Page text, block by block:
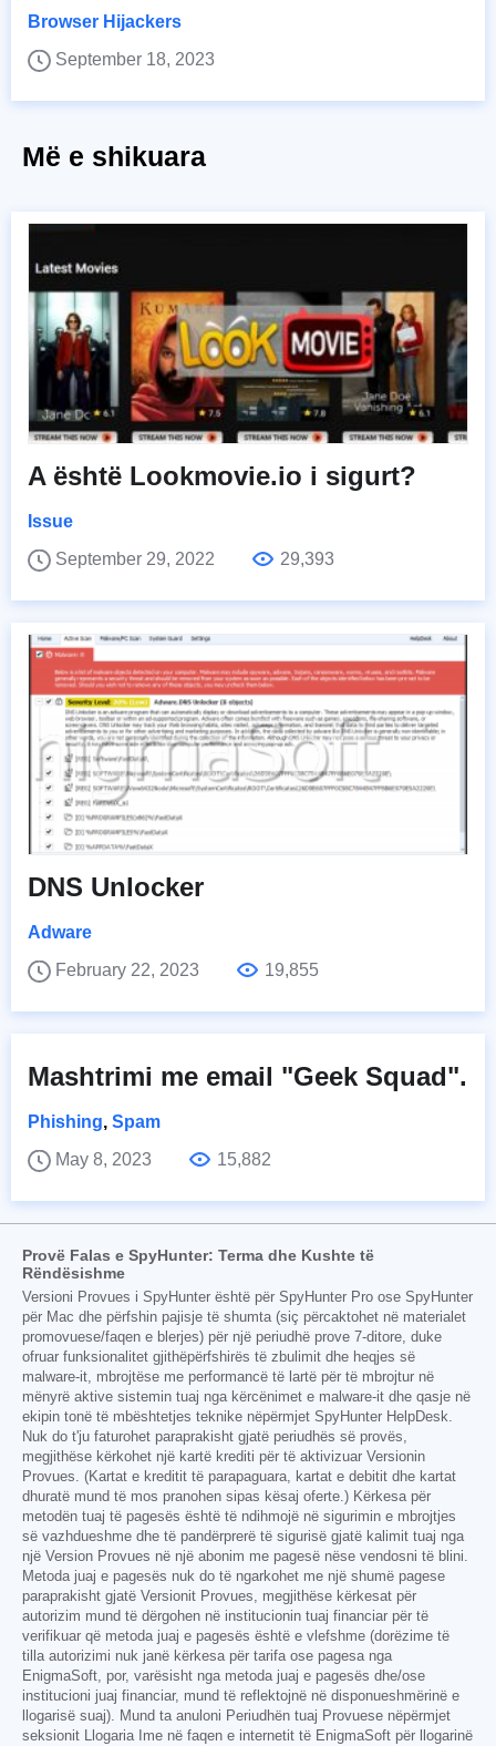
Browser Hijackers
September 18, 2023
Më e shikuara
A është Lookmovie.io i sigurt?
Issue
September 29, 2022
29,393
DNS Unlocker
Adware
February 22, 2023
19,855
Mashtrimi me email "Geek Squad".
Phishing, Spam
May 8, 2023
15,882
Provë Falas e SpyHunter: Terma dhe Kushte të
Rëndësishme
Versioni Provues i SpyHunter është për SpyHunter Pro ose SpyHunter
për Mac dhe përfshin pajisje të shumta (siç përcaktohet në materialet
promovuese/faqen e blerjes) për një periudhë prove 7-ditore, duke
ofruar funksionalitet gjithëpërfshirës të zbulimit dhe heqjes së
malware-it, mbrojtëse me performancë të lartë për të mbrojtur në
mënyrë aktive sistemin tuaj nga kërcënimet e malware-it dhe qasje në
ekipin tonë të mbështetjes teknike nëpërmjet SpyHunter HelpDesk.
Nuk do t'ju faturohet paraprakisht gjatë periudhës së provës,
megjithëse kërkohet një kartë krediti për të aktivizuar Versionin
Provues. (Kartat e kreditit të parapaguara, kartat e debitit dhe kartat
dhuratë mund të mos pranohen sipas kësaj oferte.) Kërkesa për
metodën tuaj të pagesës është të ndihmojë në sigurimin e mbrojtjes
së vazhdueshme dhe të pandërprerë të sigurisë gjatë kalimit tuaj nga
një Version Provues në një abonim me pagesë nëse vendosni të blini.
Metoda juaj e pagesës nuk do të ngarkohet me një shumë pagese
paraprakisht gjatë Versionit Provues, megjithëse kërkesat për
autorizim mund të dërgohen në institucionin tuaj financiar për të
verifikuar që metoda juaj e pagesës është e vlefshme (dorëzime të
tilla autorizimi nuk janë kërkesa për tarifa ose pagesa nga
EnigmaSoft, por, varësisht nga metoda juaj e pagesës dhe/ose
institucioni juaj financiar, mund të reflektojnë në disponueshmërinë e
llogarisë suaj). Mund ta anuloni Periudhën tuaj Provuese nëpërmjet
seksionit Llogaria Ime në faqen e internetit të EnigmaSoft për llogarinë